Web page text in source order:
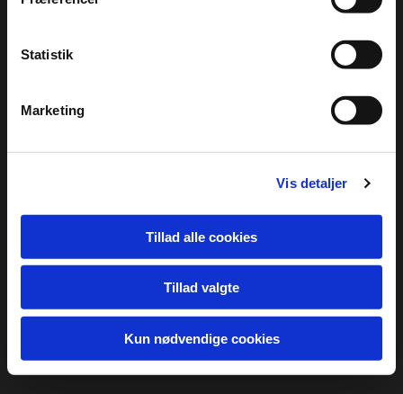
Statistik
Marketing
Vis detaljer
Tillad alle cookies
Tillad valgte
Kun nødvendige cookies